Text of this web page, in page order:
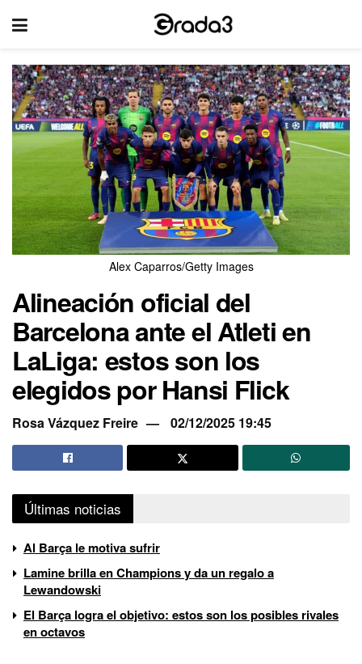
Alex Caparros/Getty Images
Alineación oficial del
Barcelona ante el Atleti en
LaLiga: estos son los
elegidos por Hansi Flick
Rosa Vázquez Freire 02/12/2025 19:45
Últimas noticias
Al Barça le motiva sufrir
Lamine brilla en Champions y da un regalo a
Lewandowski
El Barça logra el objetivo: estos son los posibles rivales
en octavos